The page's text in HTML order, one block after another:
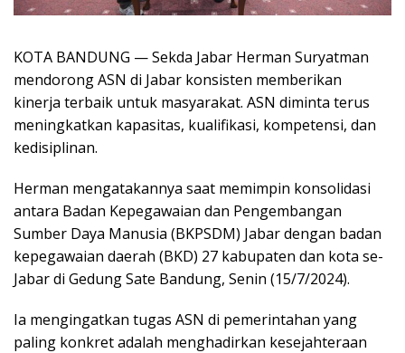
KOTA BANDUNG — Sekda Jabar Herman Suryatman
mendorong ASN di Jabar konsisten memberikan
kinerja terbaik untuk masyarakat. ASN diminta terus
meningkatkan kapasitas, kualifikasi, kompetensi, dan
kedisiplinan.
Herman mengatakannya saat memimpin konsolidasi
antara Badan Kepegawaian dan Pengembangan
Sumber Daya Manusia (BKPSDM) Jabar dengan badan
kepegawaian daerah (BKD) 27 kabupaten dan kota se-
Jabar di Gedung Sate Bandung, Senin (15/7/2024).
Ia mengingatkan tugas ASN di pemerintahan yang
paling konkret adalah menghadirkan kesejahteraan